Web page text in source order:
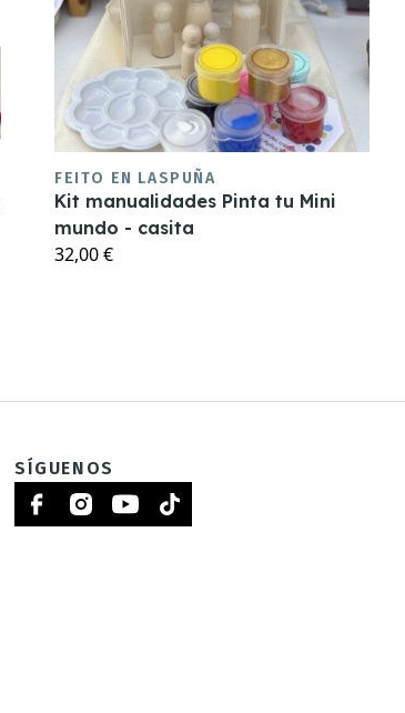
FEITO EN LASPUÑA
Kit manualidades Pinta tu Mini
mundo - casita
32,00 €
SÍGUENOS